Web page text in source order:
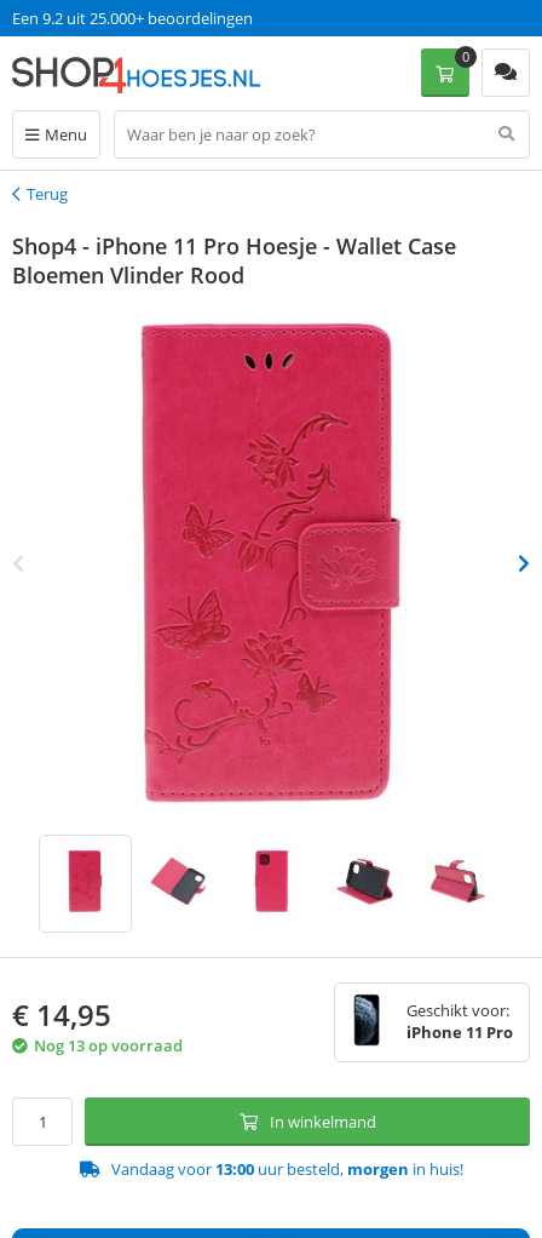
Een 9.2 uit 25.000+ beoordelingen
Menu
0
Terug
Terug
Shop4 - iPhone 11 Pro Hoesje - Wallet Case
Bloemen Vlinder Rood
€ 14,95
Nog 13 op voorraad
Geschikt voor:
iPhone 11 Pro
In winkelmand
Vandaag voor 13:00uur besteld, morgen in huis!